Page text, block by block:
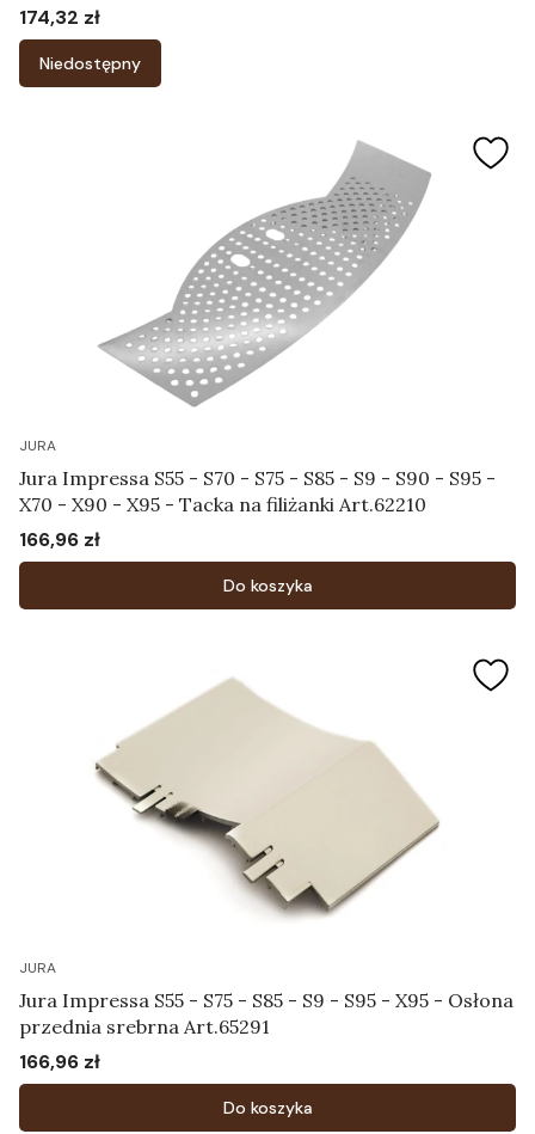
XF70 - XS90 - XS95 - Końcówka do systemu
spieniającego Art.65642
Cena
174,32 zł
Niedostępny
JURA
Jura Impressa S55 - S70 - S75 - S85 - S9 - S90 - S95 -
X70 - X90 - X95 - Tacka na filiżanki Art.62210
Cena
166,96 zł
Do koszyka
JURA
Jura Impressa S55 - S75 - S85 - S9 - S95 - X95 - Osłona
przednia srebrna Art.65291
Cena
166,96 zł
Do koszyka